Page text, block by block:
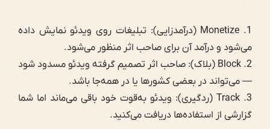
1. Monetize (درآمدزایی): تبلیغات روی ویدئو نمایش داده
می‌شود و درآمد آن برای صاحب اثر منظور می‌شود.
2. Block (بلاک): صاحب اثر تصمیم گرفته ویدئو مسدود شود
— می‌تواند در بعضی کشورها یا در همه‌جا باشد.
3. Track (ردگیری): ویدئو به‌قوت خود باقی می‌ماند اما شما
گزارشی از استفاده‌ها دریافت می‌کنید.